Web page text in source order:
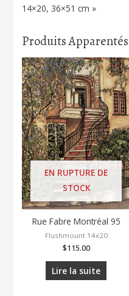
14×20, 36×51 cm »
Produits Apparentés
EN RUPTURE DE
STOCK
Rue Fabre Montréal 95
Flushmount 14x20
$115.00
Lire la suite